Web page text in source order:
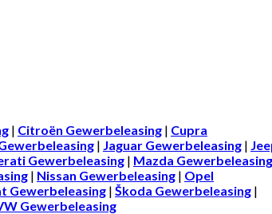
| Citroën Gewerbeleasing | Cupra
| Jaguar Gewerbeleasing |
Gewerbeleasing | Mazda Gewerbeleasing
| Nissan Gewerbeleasing | Opel
Gewerbeleasing | Škoda Gewerbeleasing |
Gewerbeleasing